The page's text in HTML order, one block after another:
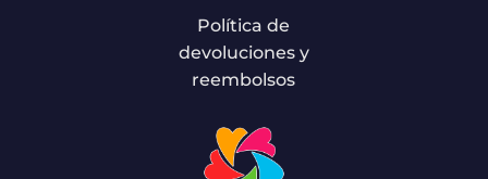
Política de
devoluciones y
reembolsos